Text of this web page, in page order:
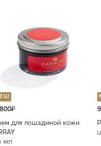
₽
для лошадиной кожи
МЛ